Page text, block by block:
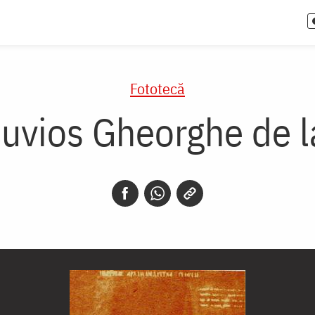
Fototecă
Gheorghe de